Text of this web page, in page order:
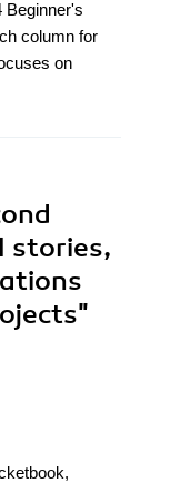
Beginner's
column for
on
stories,